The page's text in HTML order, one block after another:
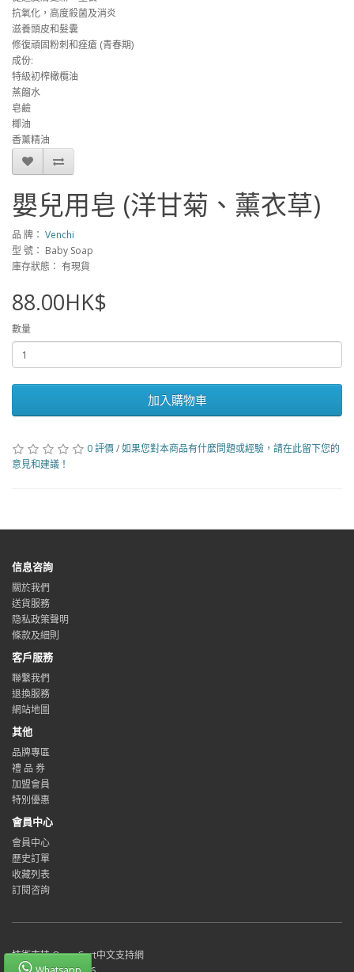
抗氧化，高度殺菌及消炎
滋養頭皮和髮囊
修復頑固粉刺和痤瘡 (青春期)
成份:
特級初榨橄欖油
蒸餾水
皂鹼
椰油
香薰精油
嬰兒用皂 (洋甘菊、薰衣草)
品 牌： Venchi
型 號： Baby Soap
庫存狀態： 有現貨
88.00HK$
數量
加入購物車
0 評價/如果您對本商品有什麼問題或經驗，請在此留下您的
意見和建議！
信息咨詢
關於我們
送貨服務
隐私政策聲明
條款及細則
客戶服務
聯繫我們
退換服務
網站地圖
其他
品牌專區
禮 品 券
加盟會員
特別優惠
會員中心
會員中心
歷史訂單
收藏列表
訂閱咨詢
技術支持OpenCart中文支持網